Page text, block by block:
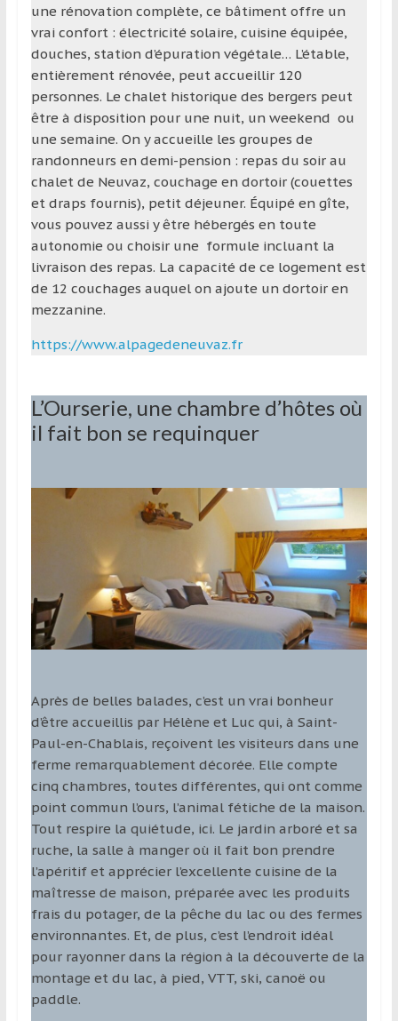
une rénovation complète, ce bâtiment offre un
vrai confort : électricité solaire, cuisine équipée,
douches, station d’épuration végétale… L’étable,
entièrement rénovée, peut accueillir 120
personnes. Le chalet historique des bergers peut
être à disposition pour une nuit, un weekend ou
une semaine. On y accueille les groupes de
randonneurs en demi-pension : repas du soir au
chalet de Neuvaz, couchage en dortoir (couettes
et draps fournis), petit déjeuner. Équipé en gîte,
vous pouvez aussi y être hébergés en toute
autonomie ou choisir une formule incluant la
livraison des repas. La capacité de ce logement est
de 12 couchages auquel on ajoute un dortoir en
mezzanine.
https://www.alpagedeneuvaz.fr
L’Ourserie, une chambre d’hôtes où
il fait bon se requinquer
Après de belles balades, c’est un vrai bonheur
d’être accueillis par Hélène et Luc qui, à Saint-
Paul-en-Chablais, reçoivent les visiteurs dans une
ferme remarquablement décorée. Elle compte
cinq chambres, toutes différentes, qui ont comme
point commun l’ours, l’animal fétiche de la maison.
Tout respire la quiétude, ici. Le jardin arboré et sa
ruche, la salle à manger où il fait bon prendre
l’apéritif et apprécier l’excellente cuisine de la
maîtresse de maison, préparée avec les produits
frais du potager, de la pêche du lac ou des fermes
environnantes. Et, de plus, c’est l’endroit idéal
pour rayonner dans la région à la découverte de la
montage et du lac, à pied, VTT, ski, canoë ou
paddle.